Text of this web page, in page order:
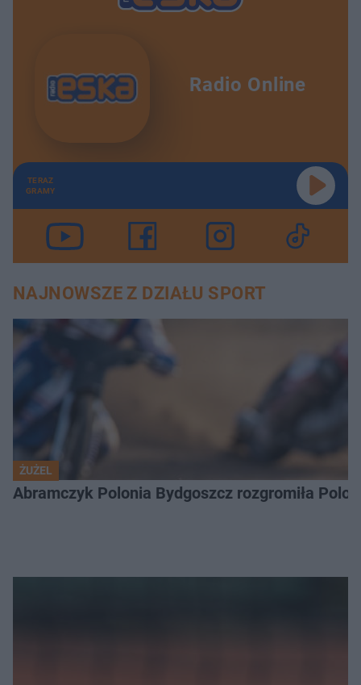
Radio Online
TERAZ
GRAMY
NAJNOWSZE Z DZIAŁU SPORT
ŻUŻEL
Abramczyk Polonia Bydgoszcz rozgromiła